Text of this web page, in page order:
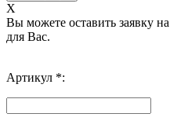
X
Вы можете оставить заявку
для Вас.
Артикул *: